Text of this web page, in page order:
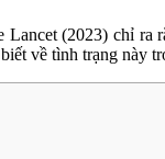
(2023) chỉ ra
về tình trạng này